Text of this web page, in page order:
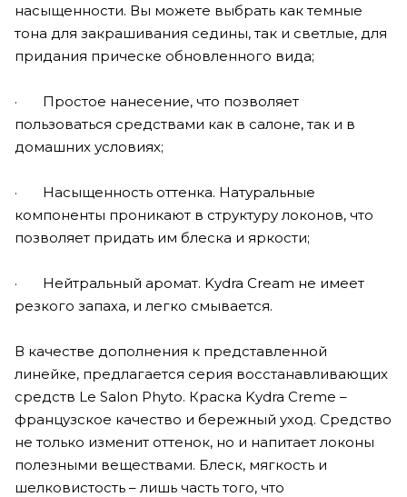
насыщенности. Вы можете выбрать как темные
тона для закрашивания седины, так и светлые, для
придания прическе обновленного вида;
· Простое нанесение, что позволяет
пользоваться средствами как в салоне, так и в
домашних условиях;
· Насыщенность оттенка. Натуральные
компоненты проникают в структуру локонов, что
позволяет придать им блеска и яркости;
· Нейтральный аромат. Kydra Cream не имеет
резкого запаха, и легко смывается.
В качестве дополнения к представленной
линейке, предлагается серия восстанавливающих
средств Le Salon Phyto. Краска Kydra Creme –
французское качество и бережный уход. Средство
не только изменит оттенок, но и напитает локоны
полезными веществами. Блеск, мягкость и
шелковистость – лишь часть того, что